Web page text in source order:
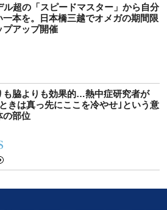
ル超の「スピードマスター」から自分
一本を。日本橋三越でオメガの期間限
プアップ開催
も脇よりも効果的…熱中症研究者が
きは真っ先にここを冷やせ｣という意
の部位